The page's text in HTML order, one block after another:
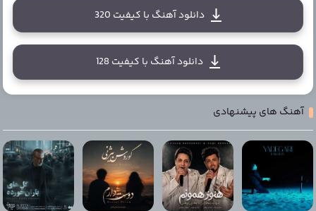
دانلود آهنگ با کیفیت 320
دانلود آهنگ با کیفیت 128
آهنگ های پیشنهادی